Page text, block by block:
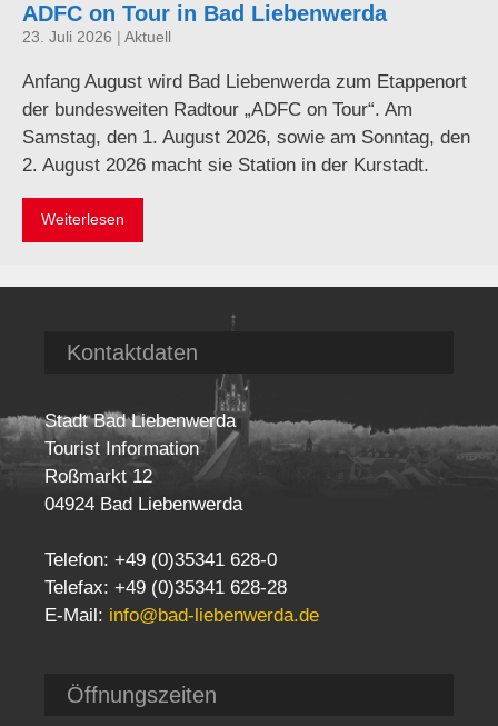
ADFC on Tour in Bad Liebenwerda
23. Juli 2026 Aktuell
Anfang August wird Bad Liebenwerda zum Etappenort
der bundesweiten Radtour „ADFC on Tour“. Am
Samstag, den 1. August 2026, sowie am Sonntag, den
2. August 2026 macht sie Station in der Kurstadt.
Weiterlesen
Kontaktdaten
Stadt Bad Liebenwerda
Tourist Information
Roßmarkt 12
04924 Bad Liebenwerda
Telefon: +49 (0)35341 628-0
Telefax: +49 (0)35341 628-28
E-Mail: info@bad-liebenwerda.de
Öffnungszeiten